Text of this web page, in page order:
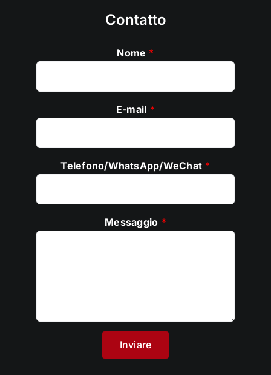
Contatto
Nome *
E-mail *
Telefono/WhatsApp/WeChat *
Messaggio *